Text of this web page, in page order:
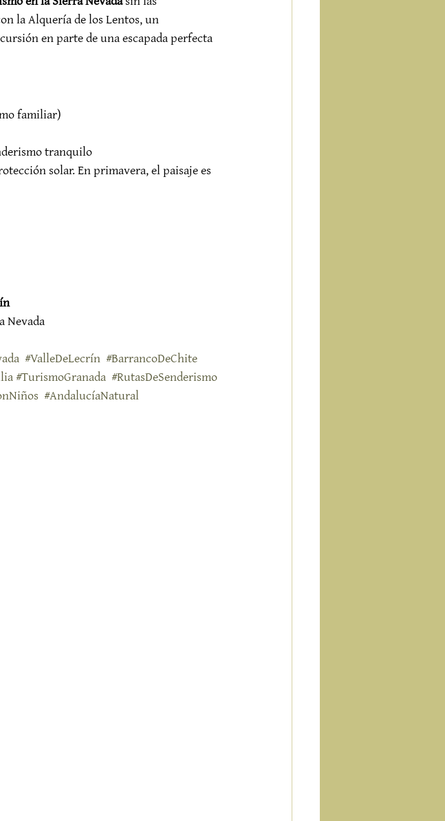
la Alquería de los Lentos, un
en parte de una escapada perfecta
familiar)
tranquilo
solar. En primavera, el paisaje es
Nevada
#ValleDeLecrín #BarrancoDeChite
#TurismoGranada #RutasDeSenderismo
#AndalucíaNatural